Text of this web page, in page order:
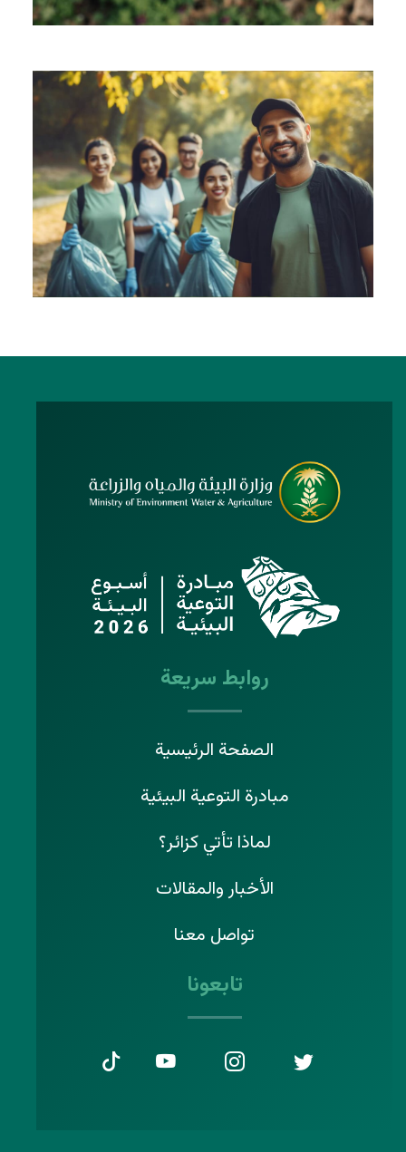
Ecosystem Restoration
روابط سريعة
الصفحة الرئيسية
مبادرة التوعية البيئية
لماذا تأتي كزائر؟
الأخبار والمقالات
تواصل معنا
تابعونا